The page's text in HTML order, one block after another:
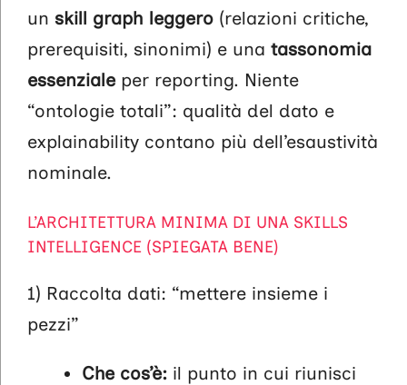
un skill graph leggero (relazioni critiche,
prerequisiti, sinonimi) e una tassonomia
essenzialeper reporting. Niente
“ontologie totali”: qualità del dato e
explainability contano più dell’esaustività
nominale.
L’ARCHITETTURA MINIMA DI UNA SKILLS
INTELLIGENCE (SPIEGATA BENE)
1) Raccolta dati: “mettere insieme i
pezzi”
Che cos’è: il punto in cui riunisci